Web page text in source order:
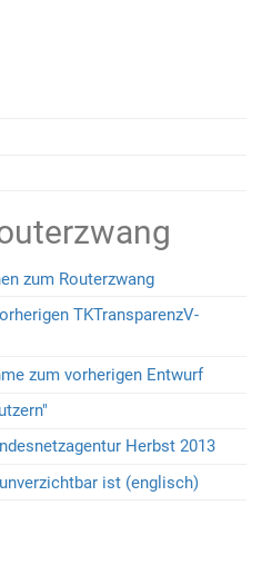
zum Routerzwang
TKTransparenzV-
zum vorherigen Entwurf
Herbst 2013
ist (englisch)